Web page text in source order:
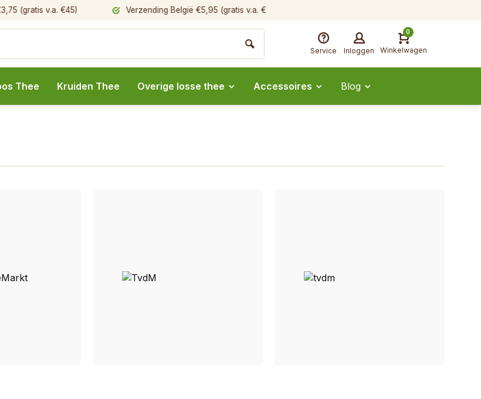
(gratis v.a. €45) Verzending België €5,95 (gratis v.a. €60)
Service Inloggen
0
Winkelwagen
Thee Kruiden Thee Overige losse thee Accessoires Blog